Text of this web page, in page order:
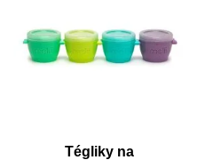
Tégliky na